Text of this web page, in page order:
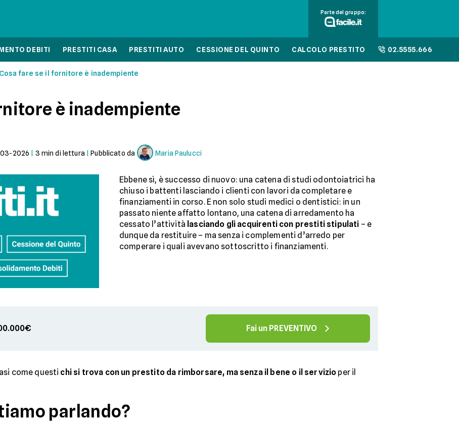
DEBITI PRESTITI CASA PRESTITI AUTO CESSIONE DEL QUINTO CALCOLO PRESTITO 02.5555.666
Parte del gruppo:
Cosa fare se il fornitore è inadempiente
è inadempiente
2026 3 min di lettura |Pubblicato da Maria Paulucci
Ebbene sì, è successo di nuovo: una catena di studi odontoiatrici ha
chiuso i battenti lasciando i clienti con lavori da completare e
finanziamenti in corso. E non solo studi medici o dentistici: in un
passato niente affatto lontano, una catena di arredamento ha
cessato l’attività lasciando gli acquirenti con prestiti stipulati – e
dunque da restituire – ma senza i complementi d’arredo per
comperare i quali avevano sottoscritto i finanziamenti.
Fai un PREVENTIVO
come questi chi si trova con un prestito da rimborsare, ma senza il bene o il servizio per il
parlando?